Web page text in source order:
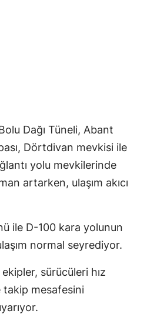
Dağı Tüneli, Abant
Dörtdivan mevkisi ile
yolu mevkilerinde
artarken, ulaşım akıcı
ile D-100 kara yolunun
normal seyrediyor.
sürücüleri hız
takip mesafesini